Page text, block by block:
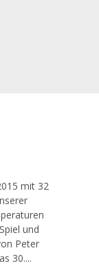
mit 32
und
Peter
30....